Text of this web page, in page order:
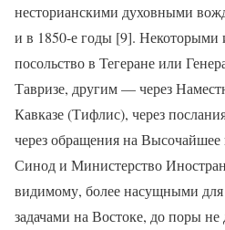
несторианскими духовными
и в 1850-е годы [9]. Некоторыми
посольство в Тегеране или
Тавризе, другим — через
Кавказе (Тифлис), через
через обращения на
Синод и Министерство
видимому, более насущными для
задачами на Востоке, до поры не